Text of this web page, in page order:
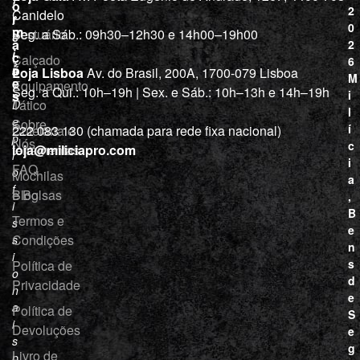
í
c
i
a
“
D
e
p
r
o
f
i
s
s
i
o
n
a
i
s
a
Vestuário
Calçado
Equipamento
Tático
Cutelaria e
ferramentas
Mochilas
e Bolsas
o
r
m
a
ç
õ
e
s
Sobre
Nós
FAQ
Blog
Termos e
Condições
Política de
Privacidade
Política de
Devoluções
Livro de
Canidelo
Seg. a Sáb.: 09h30–12h30 e 14h00–19h00
Loja LisboaAv. do Brasil, 200A, 1700-079 Lisboa
Seg. a Qui.: 10h–19h | Sex. e Sáb.: 10h–13h e 14h–19h
222 083 130 (chamada para rede fixa nacional)
loja@miliciapro.com
2
0
2
6
M
i
l
í
c
i
a
,
B
e
n
s
d
e
S
e
g